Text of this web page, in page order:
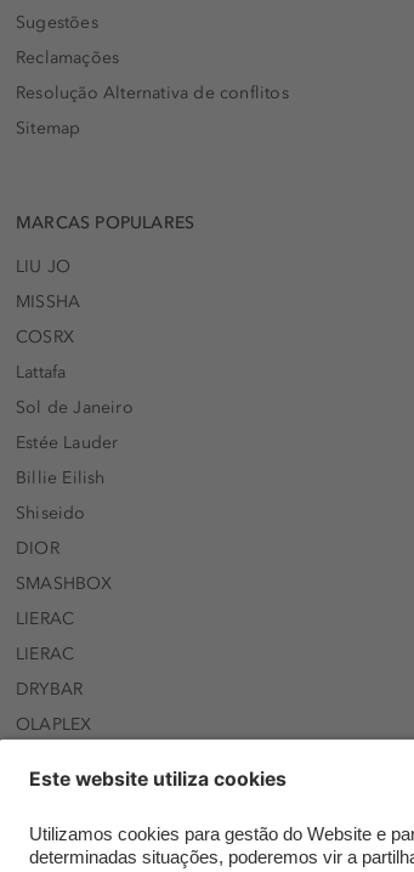
Sugestões
Reclamações
Resolução Alternativa de conflitos
Sitemap
MARCAS POPULARES
LIU JO
MISSHA
COSRX
Lattafa
Sol de Janeiro
Estée Lauder
Billie Eilish
Shiseido
DIOR
SMASHBOX
LIERAC
LIERAC
DRYBAR
OLAPLEX
ARMAF
Beauty of Joseon